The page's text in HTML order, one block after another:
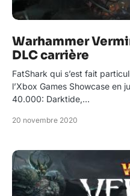
Warhammer
DLC carrière
FatShark qui s’est fait
l’Xbox Games Showcase en
40.000: Darktide,…
20 novembre 2020